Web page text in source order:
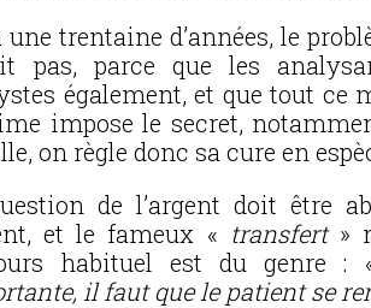
une trentaine d’années, le
pas, parce que les
également, et que tout ce
impose le secret,
on règle donc sa cure en
de l’argent doit être
et le fameux « transfert»
habituel est du genre :
il faut que le patient se